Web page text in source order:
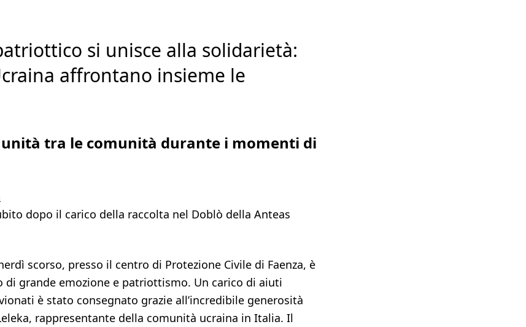
si unisce alla solidarietà:
affrontano insieme le
unità tra le comunità durante i momenti di
dopo il carico della raccolta nel Doblò della Anteas
scorso, presso il centro di Protezione Civile di Faenza, è
di grande emozione e patriottismo. Un carico di aiuti
è stato consegnato grazie all’incredibile generosità
rappresentante della comunità ucraina in Italia. Il